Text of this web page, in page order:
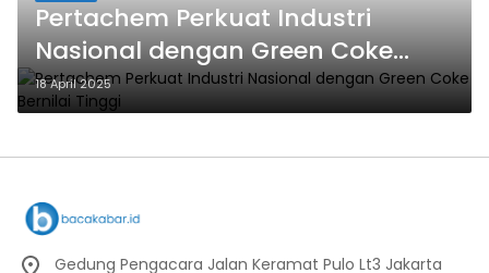
Pertachem Perkuat Industri
Nasional dengan Green Coke
Bernilai Tinggi
18 April 2025
Gedung Pengacara Jalan Keramat Pulo Lt3 Jakarta